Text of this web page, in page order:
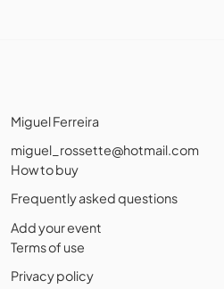
Miguel Ferreira
miguel_rossette@hotmail.com
How to buy
Frequently asked questions
Add your event
Terms of use
Privacy policy